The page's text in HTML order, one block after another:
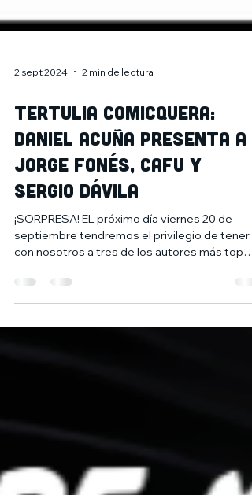
Tertulia comicquera:
Daniel Acuña presenta a
Jorge Fonés, CAFU y
Sergio Dávila
¡SORPRESA! EL próximo día viernes 20 de
con nosotros a tres de los autores más top
del...